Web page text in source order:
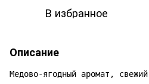
В избранное
Описание
Медово-ягодный аромат,